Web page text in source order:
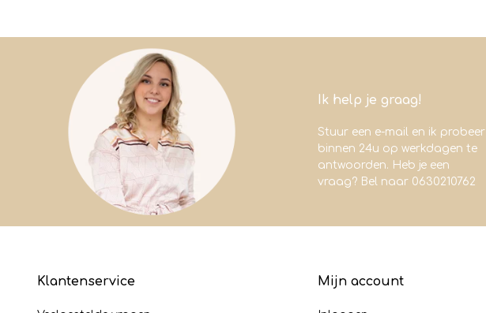
Ik help je graag!
Stuur een e-mail en ik probeer
binnen 24u op werkdagen te
antwoorden. Heb je een
vraag? Bel naar 0630210762
Klantenservice Mijn account